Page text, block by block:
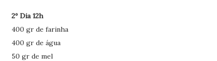
2º Dia 12h
400 gr de farinha
400 gr de água
50 gr de mel